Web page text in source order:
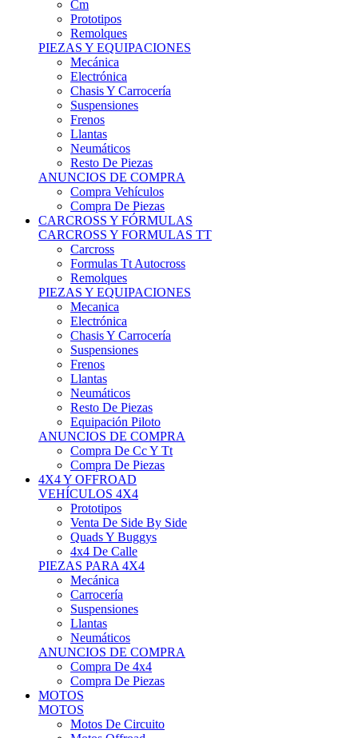
Cm
Prototipos
Remolques
PIEZAS Y EQUIPACIONES
Mecánica
Electrónica
Chasis Y Carrocería
Suspensiones
Frenos
Llantas
Neumáticos
Resto De Piezas
ANUNCIOS DE COMPRA
Compra Vehículos
Compra De Piezas
CARCROSS Y FÓRMULAS
CARCROSS Y FORMULAS TT
Carcross
Formulas Tt Autocross
Remolques
PIEZAS Y EQUIPACIONES
Mecanica
Electrónica
Chasis Y Carrocería
Suspensiones
Frenos
Llantas
Neumáticos
Resto De Piezas
Equipación Piloto
ANUNCIOS DE COMPRA
Compra De Cc Y Tt
Compra De Piezas
4X4 Y OFFROAD
VEHÍCULOS 4X4
Prototipos
Venta De Side By Side
Quads Y Buggys
4x4 De Calle
PIEZAS PARA 4X4
Mecánica
Carrocería
Suspensiones
Llantas
Neumáticos
ANUNCIOS DE COMPRA
Compra De 4x4
Compra De Piezas
MOTOS
MOTOS
Motos De Circuito